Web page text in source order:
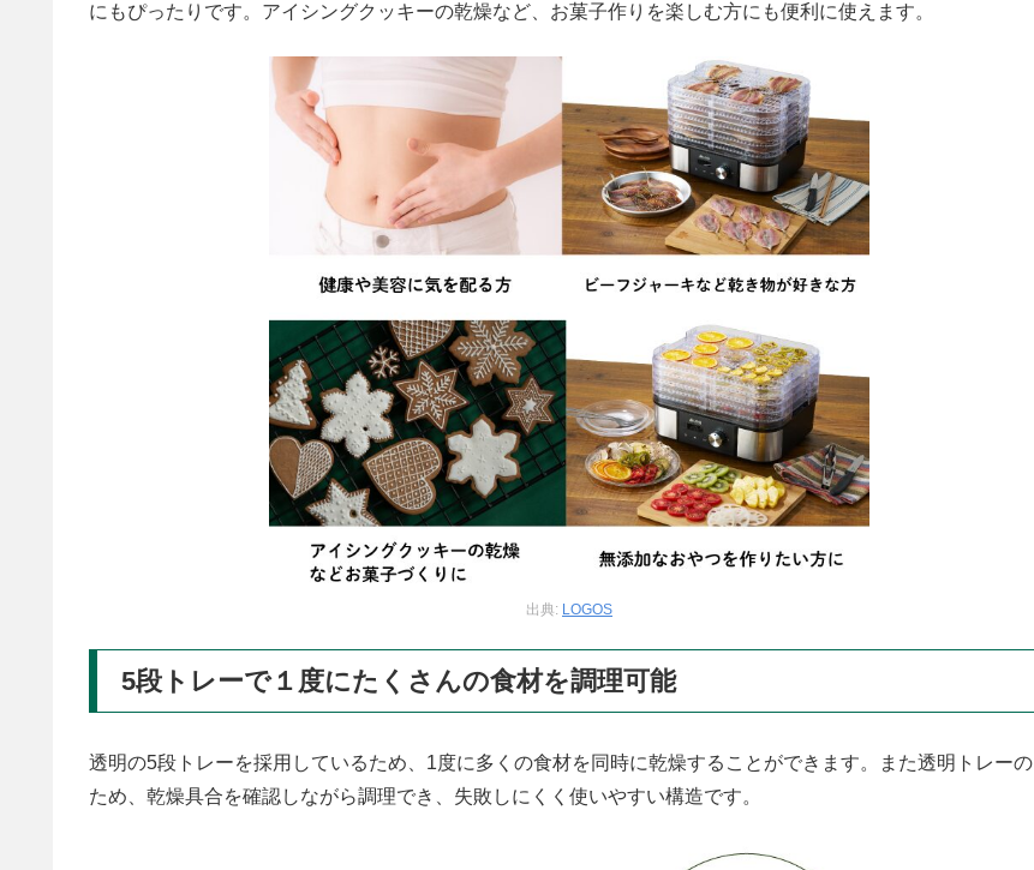
にもぴったりです。アイシングクッキーの乾燥など、お菓子作りを楽しむ方にも便利に使えます。
出典: LOGOS
5段トレーで１度にたくさんの食材を調理可能
透明の5段トレーを採用しているため、1度に多くの食材を同時に乾燥することができます。また透明トレーの
ため、乾燥具合を確認しながら調理でき、失敗しにくく使いやすい構造です。